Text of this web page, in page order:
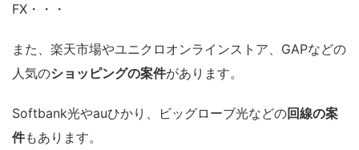
FX・・・
また、楽天市場やユニクロオンラインストア、GAPなどの
人気のショッピングの案件があります。
Softbank光やauひかり、ビッグローブ光などの回線の案
件もあります。